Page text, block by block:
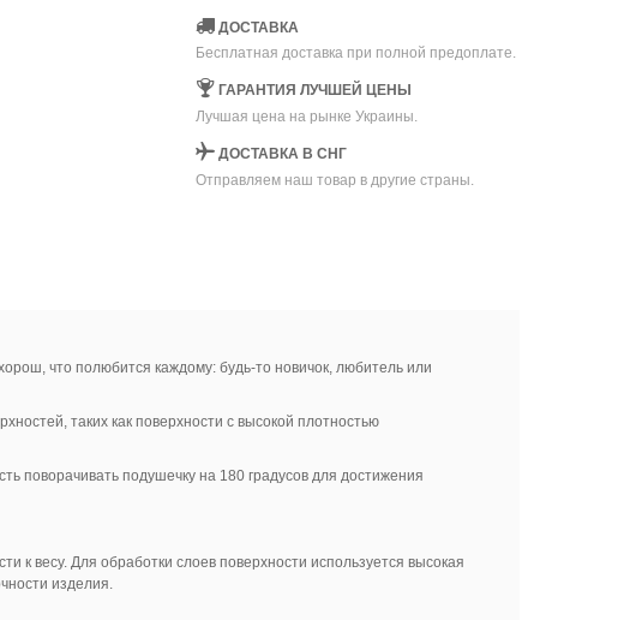
ДОСТАВКА
Бесплатная доставка при полной предоплате.
ГАРАНТИЯ ЛУЧШЕЙ ЦЕНЫ
Лучшая цена на рынке Украины.
ДОСТАВКА В СНГ
Отправляем наш товар в другие страны.
что полюбится каждому: будь-то новичок, любитель или
таких как поверхности с высокой плотностью
поворачивать подушечку на 180 градусов для достижения
к весу. Для обработки слоев поверхности используется высокая
изделия.